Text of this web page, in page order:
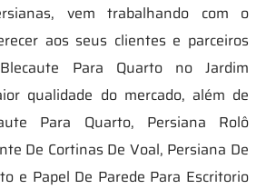
vem trabalhando com o
aos seus clientes e parceiros
Para Quarto no Jardim
qualidade do mercado, além de
Para Quarto, Persiana Rolô
De Cortinas De Voal, Persiana De
e Papel De Parede Para Escritorio